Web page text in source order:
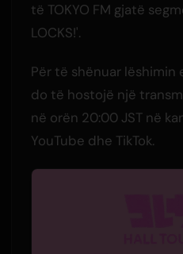
të TOKYO FM gjatë
LOCKS!'.
Për të shënuar lëshimin
do të hostojë një
në orën 20:00 JST në
YouTube dhe TikTok.